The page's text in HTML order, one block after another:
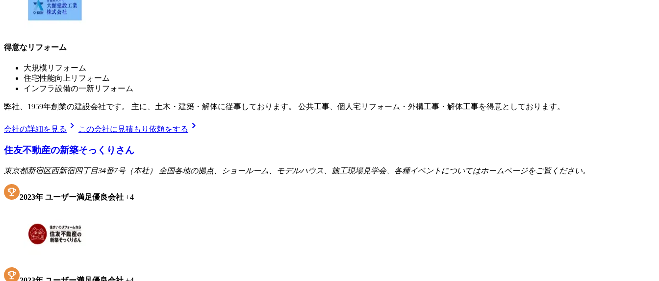
得意なリフォーム
大規模リフォーム
住宅性能向上リフォーム
インフラ設備の一新リフォーム
弊社、1959年創業の建設会社です。 主に、土木・建築・解体に従事しております。 公共工事、個人宅リフォーム・外構工事・解体工事を得意としております。
会社の詳細を見る chevron_right この会社に見積もり依頼をする chevron_right
住友不動産の新築そっくりさん
東京都新宿区西新宿四丁目34番7号（本社） 全国各地の拠点、ショールーム、モデルハウス、施工現場見学会、各種イベントについてはホームページをご覧ください。
2023年 ユーザー満足優良会社 +4